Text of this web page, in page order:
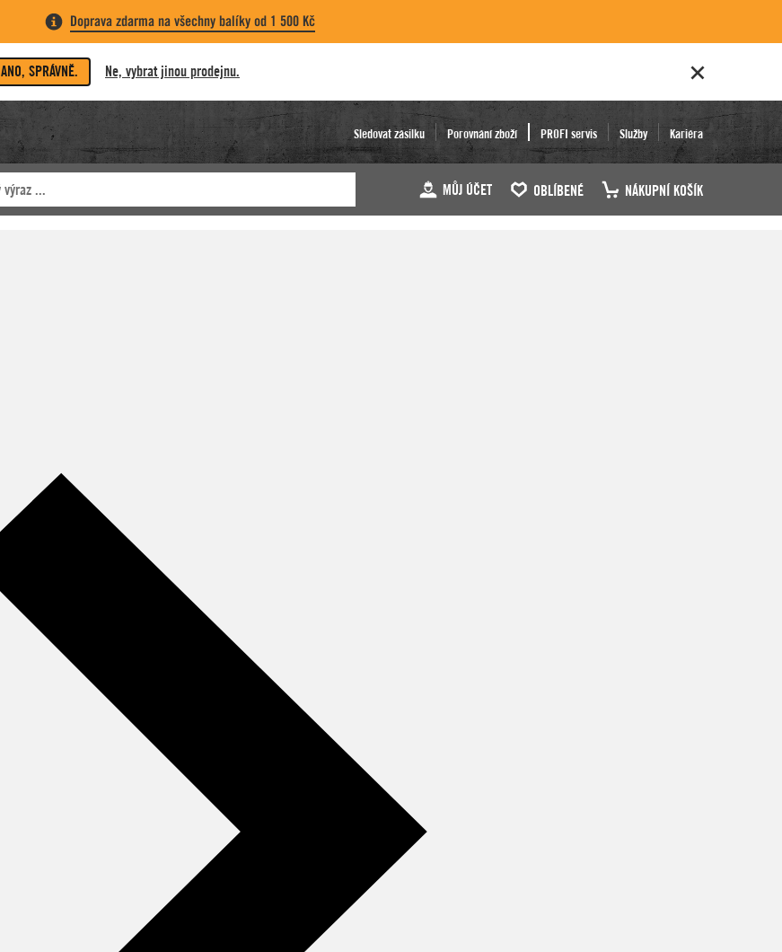
Doprava zdarma na všechny balíky od 1 500 Kč
ANO, SPRÁVNĚ. Ne, vybrat jinou prodejnu.
Sledovat zásilku Porovnání zboží PROFI servis Služby Kariéra
MŮJ ÚČET OBLÍBENÉ NÁKUPNÍ KOŠÍK